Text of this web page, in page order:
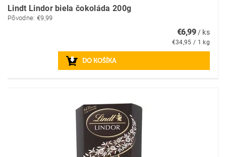
Lindt Lindor biela čokoláda 200g
Pôvodne: €9,99
€6,99 / ks
€34,95 / 1 kg